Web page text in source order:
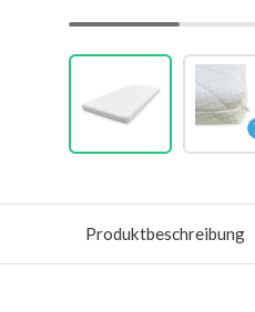
Produktbeschreibung